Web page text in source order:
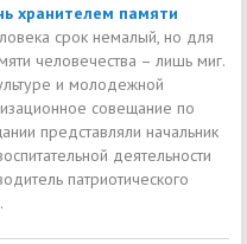
хранителем памяти
срок немалый, но для
человечества – лишь миг.
и молодежной
совещание по
представляли начальник
деятельности
патриотического